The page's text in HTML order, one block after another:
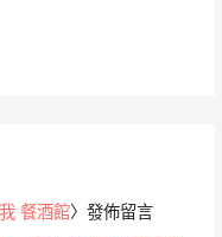
餐酒館〉發佈留言